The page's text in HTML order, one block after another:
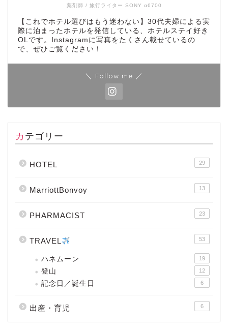
薬剤師 / 旅行ライター SONY α6700
【これでホテル選びはもう迷わない】30代夫婦による実
際に泊まったホテルを発信している、ホテルステイ好き
OLです。Instagramに写真をたくさん載せているの
で、ぜひご覧ください！
＼ Follow me ／
カテゴリー
HOTEL 29
MarriottBonvoy 13
PHARMACIST 23
TRAVEL 53
ハネムーン 19
登山 12
記念日／誕生日 6
出産・育児 6